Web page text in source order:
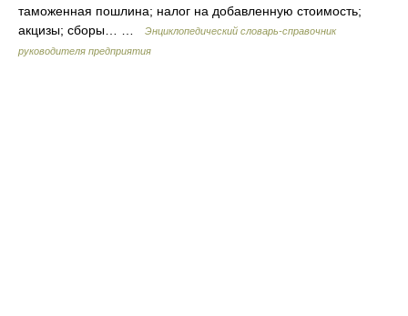
таможенная пошлина; налог на добавленную стоимость;
акцизы; сборы… …
Энциклопедический словарь-справочник
руководителя предприятия